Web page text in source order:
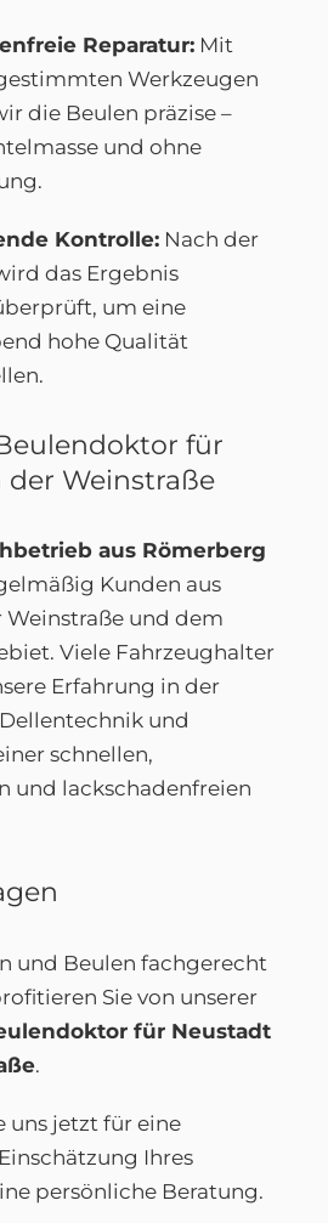
Reparatur:Mit
Werkzeugen
die Beulen präzise –
und ohne
Kontrolle:Nach der
das Ergebnis
um eine
hohe Qualität
für
der Weinstraße
aus Römerberg
Kunden aus
Weinstraße und dem
Viele Fahrzeughalter
Erfahrung in der
und
schnellen,
und lackschadenfreien
und Beulen fachgerecht
Sie von unserer
für Neustadt
.
uns jetzt für eine
Ihres
persönliche Beratung.